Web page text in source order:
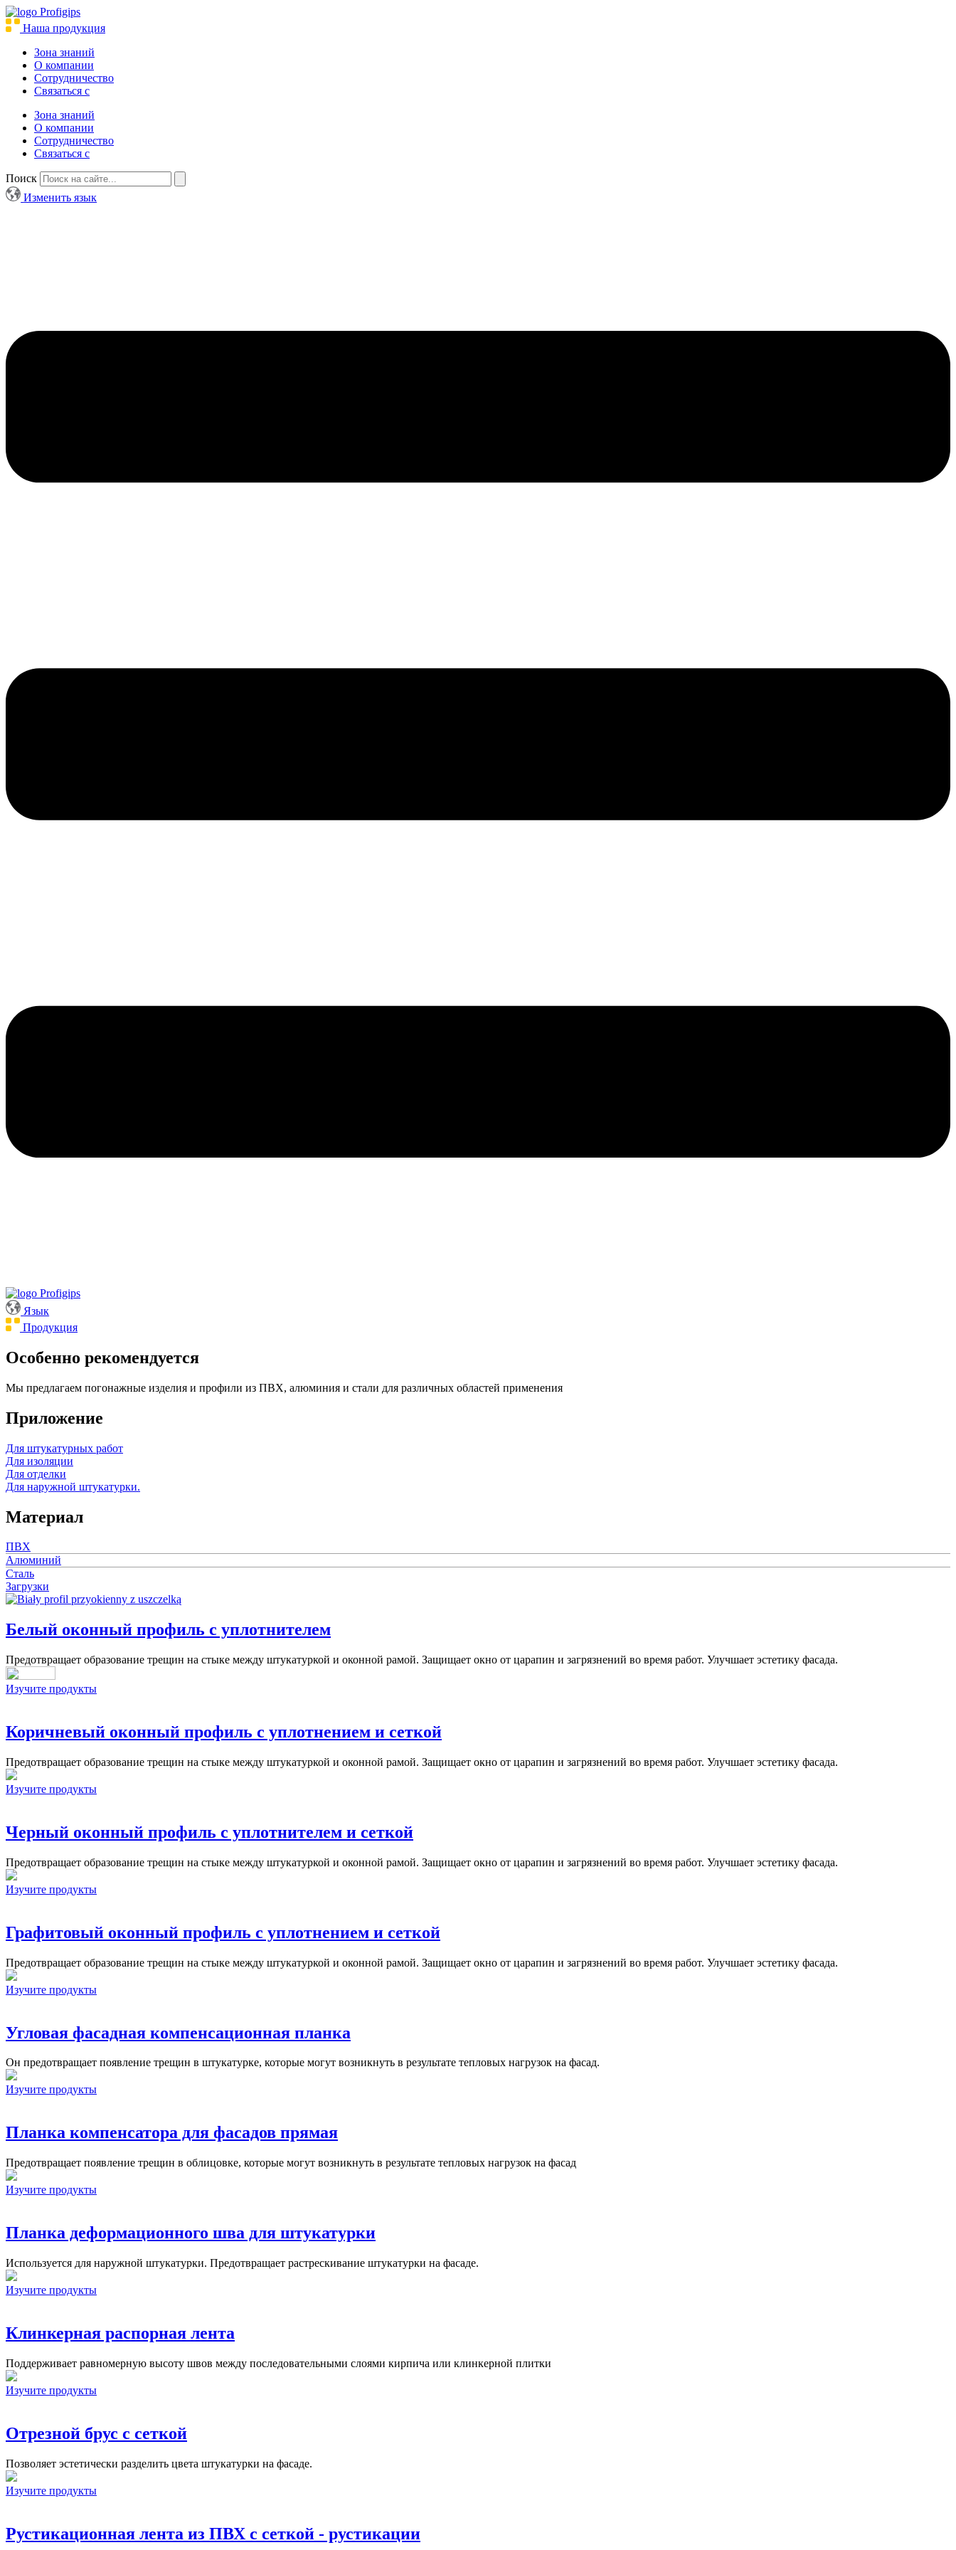
Наша продукция
Зона знаний
О компании
Сотрудничество
Связаться с
Зона знаний
О компании
Сотрудничество
Связаться с
Поиск
Изменить язык
Язык
Продукция
Особенно рекомендуется
Мы предлагаем погонажные изделия и профили из ПВХ, алюминия и стали для различных областей применения
Приложение
Для штукатурных работ
Для изоляции
Для отделки
Для наружной штукатурки.
Материал
ПВХ
Алюминий
Сталь
Загрузки
Белый оконный профиль с уплотнителем
Предотвращает образование трещин на стыке между штукатуркой и оконной рамой. Защищает окно от царапин и загрязнений во время работ. Улучшает эстетику фасада.
Изучите продукты
Коричневый оконный профиль с уплотнением и сеткой
Предотвращает образование трещин на стыке между штукатуркой и оконной рамой. Защищает окно от царапин и загрязнений во время работ. Улучшает эстетику фасада.
Изучите продукты
Черный оконный профиль с уплотнителем и сеткой
Предотвращает образование трещин на стыке между штукатуркой и оконной рамой. Защищает окно от царапин и загрязнений во время работ. Улучшает эстетику фасада.
Изучите продукты
Графитовый оконный профиль с уплотнением и сеткой
Предотвращает образование трещин на стыке между штукатуркой и оконной рамой. Защищает окно от царапин и загрязнений во время работ. Улучшает эстетику фасада.
Изучите продукты
Угловая фасадная компенсационная планка
Он предотвращает появление трещин в штукатурке, которые могут возникнуть в результате тепловых нагрузок на фасад.
Изучите продукты
Планка компенсатора для фасадов прямая
Предотвращает появление трещин в облицовке, которые могут возникнуть в результате тепловых нагрузок на фасад
Изучите продукты
Планка деформационного шва для штукатурки
Используется для наружной штукатурки. Предотвращает растрескивание штукатурки на фасаде.
Изучите продукты
Клинкерная распорная лента
Поддерживает равномерную высоту швов между последовательными слоями кирпича или клинкерной плитки
Изучите продукты
Отрезной брус с сеткой
Позволяет эстетически разделить цвета штукатурки на фасаде.
Изучите продукты
Рустикационная лента из ПВХ с сеткой - рустикации